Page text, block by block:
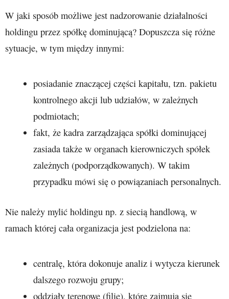
W jaki sposób możliwe jest nadzorowanie działalności
holdingu przez spółkę dominującą? Dopuszcza się różne
sytuacje, w tym między innymi:
posiadanie znaczącej części kapitału, tzn. pakietu
kontrolnego akcji lub udziałów, w zależnych
podmiotach;
fakt, że kadra zarządzająca spółki dominującej
zasiada także w organach kierowniczych spółek
zależnych (podporządkowanych). W takim
przypadku mówi się o powiązaniach personalnych.
Nie należy mylić holdingu np. z siecią handlową, w
ramach której cała organizacja jest podzielona na:
centralę, która dokonuje analiz i wytycza kierunek
dalszego rozwoju grupy;
oddziały terenowe (filie), które zajmują się